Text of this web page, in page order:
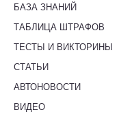
БАЗА ЗНАНИЙ
ТАБЛИЦА ШТРАФОВ
ТЕСТЫ И ВИКТОРИНЫ
СТАТЬИ
АВТОНОВОСТИ
ВИДЕО